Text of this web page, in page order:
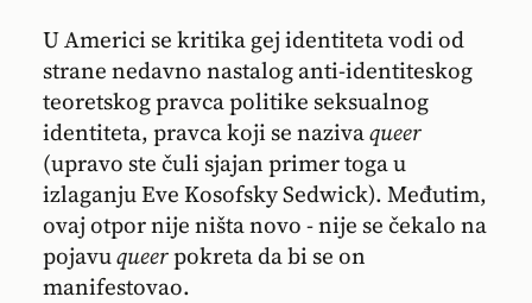
U Americi se kritika gej identiteta vodi od
strane nedavno nastalog anti-identiteskog
teoretskog pravca politike seksualnog
identiteta, pravca koji se nazivaqueer
(upravo ste čuli sjajan primer toga u
izlaganju Eve Kosofsky Sedwick). Međutim,
ovaj otpor nije ništa novo - nije se čekalo na
pojavuqueerpokreta da bi se on
manifestovao.